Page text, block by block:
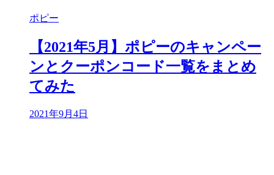
ポピー
【2021年5月】ポピーのキャンペー
ンとクーポンコード一覧をまとめ
てみた
2021年9月4日